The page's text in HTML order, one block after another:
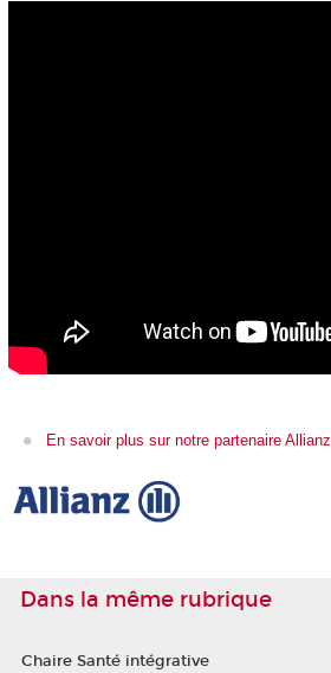
En savoir plus sur notre partenaire Allianz
Dans la même rubrique
Chaire Santé intégrative